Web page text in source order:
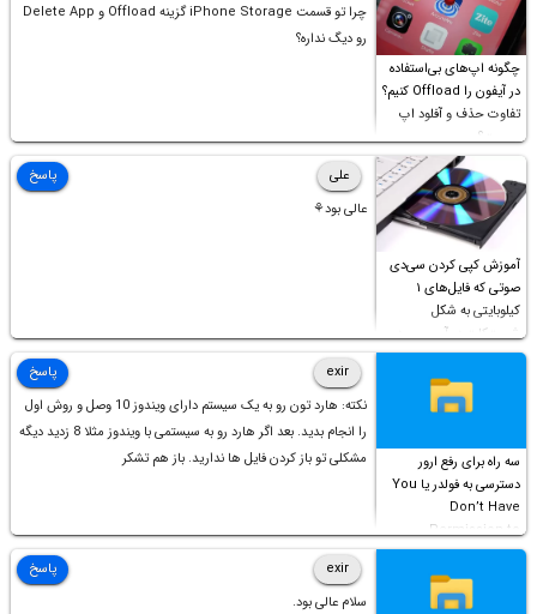
چگونه اپ‌های بی‌استفاده
در آیفون را Offload کنیم؟
تفاوت حذف و آفلود اپ
چیست؟
چرا تو قسمت iPhone Storage گزینه Offload و Delete App
رو دیگ نداره؟
آموزش کپی کردن سی‌دی
صوتی که فایل‌های ۱
کیلوبایتی به شکل
شورت‌کات در آن موجود
است!
علی
عالی بود⚘
پاسخ
سه راه برای رفع ارور
دسترسی به فولدر یا You
Don’t Have
Permission to
Access this folder
exir
نکته: هارد تون رو به یک سیستم دارای ویندوز 10 وصل و روش اول
را انجام بدید. بعد اگر هارد رو به سیستمی با ویندوز مثلا 8 زدید دیگه
مشکلی تو باز کردن فایل ها ندارید. باز هم تشکر
پاسخ
exir
سلام عالی بود.
پاسخ